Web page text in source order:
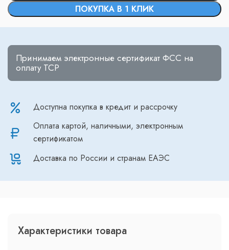
ПОКУПКА В 1 КЛИК
Принимаем электронные сертификат ФСС на
оплату ТСР
Доступна покупка в кредит и рассрочку
Оплата картой, наличными, электронным
сертификатом
Доставка по России и странам ЕАЭС
Характеристики товара